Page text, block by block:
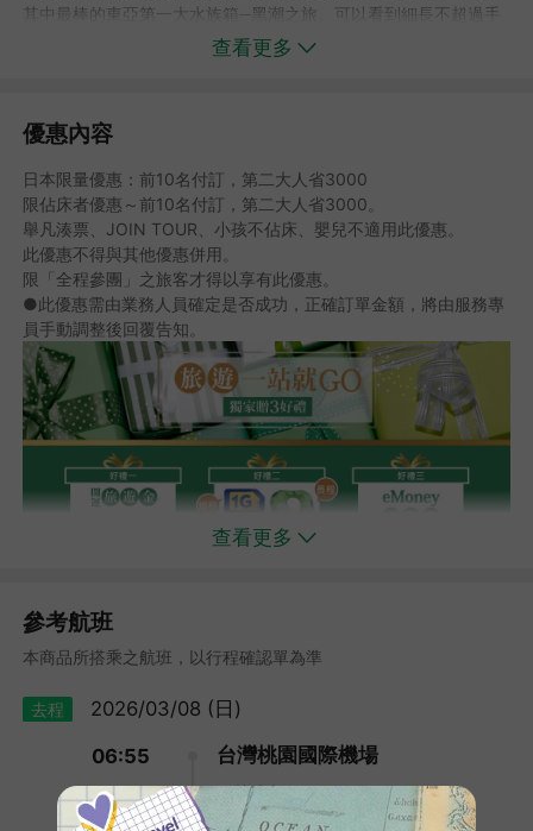
其中最棒的東亞第一大水族箱─黑潮之旅。可以看到細長不超過手
掌的條紋蝦魚和毛煙管魚、可長大至14公尺長的7公尺鯨鯊、世界
最大的軟骨魚--鬼蝠魟、有著黑人厚唇的曲紋唇魚，也可以看到像
欣賞可愛的【海豚劇場】，絕對讓您在此渡過難忘的歡樂時光！
我地島及擁有沖繩版亞當與夏娃神話傳說的古宇利島。僅次於伊良
部大橋，是沖繩縣內連接離島長度第二的大橋。「古宇利大橋」之
美是沖繩屬一屬二的人氣景點。橋的另一頭是擁有人類發祥地之說
的古宇利島，傳說中沖繩的亞當與夏娃－「Uminai與Umiki」，從
天而降後在此生活繁衍後代。
查看更多
優惠內容
日本限量優惠：前10名付訂，第二大人省3000
限佔床者優惠～前10名付訂，第二大人省3000。
舉凡湊票、JOIN TOUR、小孩不佔床、嬰兒不適用此優惠。
此優惠不得與其他優惠併用。
限「全程參團」之旅客才得以享有此優惠。
●此優惠需由業務人員確定是否成功，正確訂單金額，將由服務專
員手動調整後回覆告知。
查看更多
參考航班
本商品所搭乘之航班，以行程確認單為準
去程
2026/03/08 (日)
06:55
台灣桃園國際機場
長榮航空 BR112